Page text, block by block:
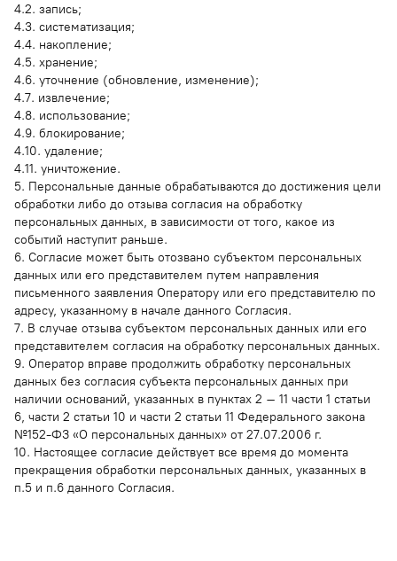
4.2. запись;
4.3. систематизация;
4.4. накопление;
4.5. хранение;
4.6. уточнение (обновление, изменение);
4.7. извлечение;
4.8. использование;
4.9. блокирование;
4.10. удаление;
4.11. уничтожение.
5. Персональные данные обрабатываются до достижения цели
обработки либо до отзыва согласия на обработку
персональных данных, в зависимости от того, какое из
событий наступит раньше.
6. Согласие может быть отозвано субъектом персональных
данных или его представителем путем направления
письменного заявления Оператору или его представителю по
адресу, указанному в начале данного Согласия.
7. В случае отзыва субъектом персональных данных или его
представителем согласия на обработку персональных данных.
9. Оператор вправе продолжить обработку персональных
данных без согласия субъекта персональных данных при
наличии оснований, указанных в пунктах 2 – 11 части 1 статьи
6, части 2 статьи 10 и части 2 статьи 11 Федерального закона
№152-ФЗ «О персональных данных» от 27.07.2006 г.
10. Настоящее согласие действует все время до момента
прекращения обработки персональных данных, указанных в
п.5 и п.6 данного Согласия.